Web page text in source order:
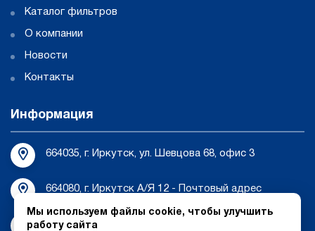
Каталог фильтров
О компании
Новости
Контакты
Информация
664035, г. Иркутск, ул. Шевцова 68, офис 3
664080, г. Иркутск А/Я 12 - Почтовый адрес
tehnosib-irk@bk.ru
Мы используем файлы cookie, чтобы улучшить
работу сайта